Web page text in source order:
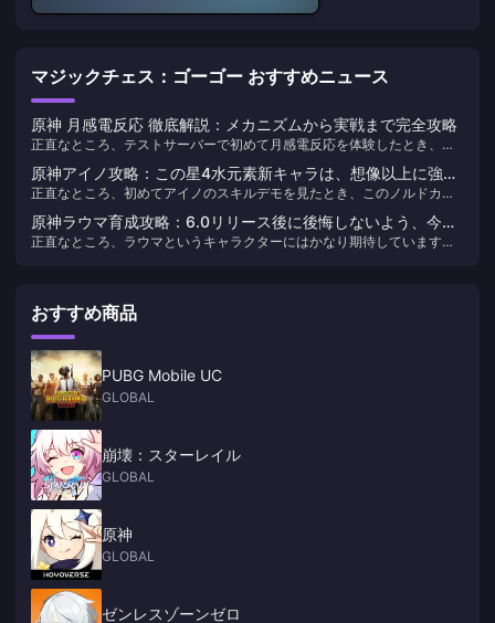
マジックチェス：ゴーゴー おすすめニュース
原神 月感電反応 徹底解説：メカニズムから実戦まで完全攻略
正直なところ、テストサーバーで初めて月感電反応を体験したとき、
V5.8で導入された新しい戦闘システムは、劇変反応に対する私たちの認
識を完全に覆しました。イネフという特定のキャラクターを編成するこ
とで、通常の感電を会心可能で防御無視の強化反応に変換できるので
す。この間の徹底的なテストによると、このシステムにはキャラクター
月感電と反応月感電の2種類のダメージタイプがあり、その数値設計は非
原神アイノ攻略：この星4水元素新キャラは、想像以上に強い
かも
正直なところ、初めてアイノのスキルデモを見たとき、このノルドカラ
だろうと確信しました。彼女は単なる普通の星4水元素キャラクターでは
ありません。彼女は月綻放チームの完璧なピースなのです。
原神ラウマ育成攻略：6.0リリース後に後悔しないよう、今す
ぐ準備を始めよう
正直なところ、ラウマというキャラクターにはかなり期待しています。
ライ」から入手するため、現時点では手に入りません。しかし、慌てる
モラ、大英雄の経験420冊、智識の冠3個、そして成長エメラルドシリー
ズの結晶です。
おすすめ商品
PUBG Mobile UC
GLOBAL
崩壊：スターレイル
GLOBAL
原神
GLOBAL
ゼンレスゾーンゼロ